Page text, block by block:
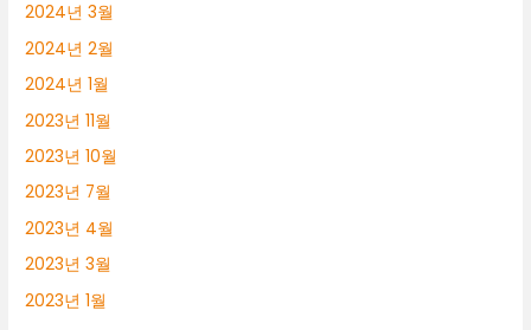
2024년 3월
2024년 2월
2024년 1월
2023년 11월
2023년 10월
2023년 7월
2023년 4월
2023년 3월
2023년 1월